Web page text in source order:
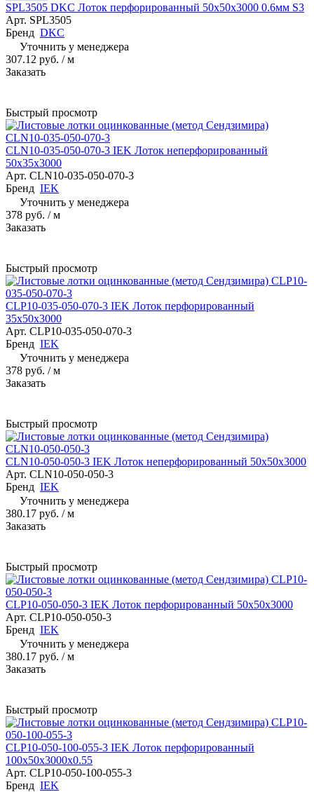
SPL3505 DKC Лоток перфорированный 50х50х3000 0.6мм S3
Арт. SPL3505
Бренд DKC
Уточнить у менеджера
307.12 руб. / м
Заказать
Быстрый просмотр
CLN10-035-050-070-3 IEK Лоток неперфорированный
50х35х3000
Арт. CLN10-035-050-070-3
Бренд IEK
Уточнить у менеджера
378 руб. / м
Заказать
Быстрый просмотр
CLP10-035-050-070-3 IEK Лоток перфорированный
35х50х3000
Арт. CLP10-035-050-070-3
Бренд IEK
Уточнить у менеджера
378 руб. / м
Заказать
Быстрый просмотр
CLN10-050-050-3 IEK Лоток неперфорированный 50х50х3000
Арт. CLN10-050-050-3
Бренд IEK
Уточнить у менеджера
380.17 руб. / м
Заказать
Быстрый просмотр
CLP10-050-050-3 IEK Лоток перфорированный 50х50х3000
Арт. CLP10-050-050-3
Бренд IEK
Уточнить у менеджера
380.17 руб. / м
Заказать
Быстрый просмотр
CLP10-050-100-055-3 IEK Лоток перфорированный
100х50х3000х0.55
Арт. CLP10-050-100-055-3
Бренд IEK